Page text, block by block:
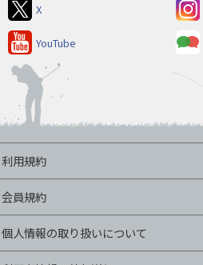
X
YouTube
利用規約
会員規約
個人情報の取り扱いについて